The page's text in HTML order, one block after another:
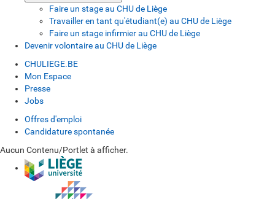
Faire un stage au CHU de Liège
Travailler en tant qu'étudiant(e) au CHU de Liège
Faire un stage infirmier au CHU de Liège
Devenir volontaire au CHU de Liège
CHULIEGE.BE
Mon Espace
Presse
Jobs
Offres d'emploi
Candidature spontanée
Aucun Contenu/Portlet à afficher.